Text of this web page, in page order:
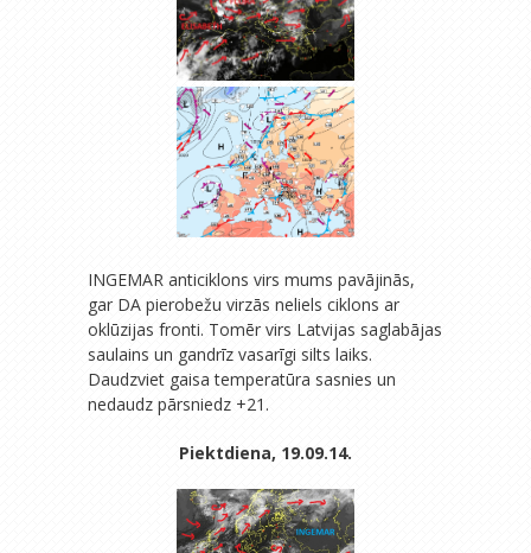
INGEMAR anticiklons virs mums pavājinās,
gar DA pierobežu virzās neliels ciklons ar
oklūzijas fronti. Tomēr virs Latvijas saglabājas
saulains un gandrīz vasarīgi silts laiks.
Daudzviet gaisa temperatūra sasnies un
nedaudz pārsniedz +21.
Piektdiena, 19.09.14.